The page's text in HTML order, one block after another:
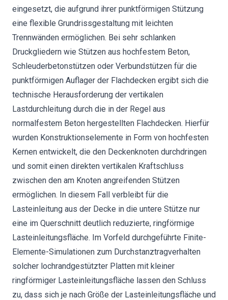
eingesetzt, die aufgrund ihrer punktförmigen Stützung
eine flexible Grundrissgestaltung mit leichten
Trennwänden ermöglichen. Bei sehr schlanken
Druckgliedern wie Stützen aus hochfestem Beton,
Schleuderbetonstützen oder Verbundstützen für die
punktförmigen Auflager der Flachdecken ergibt sich die
technische Herausforderung der vertikalen
Lastdurchleitung durch die in der Regel aus
normalfestem Beton hergestellten Flachdecken. Hierfür
wurden Konstruktionselemente in Form von hochfesten
Kernen entwickelt, die den Deckenknoten durchdringen
und somit einen direkten vertikalen Kraftschluss
zwischen den am Knoten angreifenden Stützen
ermöglichen. In diesem Fall verbleibt für die
Lasteinleitung aus der Decke in die untere Stütze nur
eine im Querschnitt deutlich reduzierte, ringförmige
Lasteinleitungsfläche. Im Vorfeld durchgeführte Finite-
Elemente-Simulationen zum Durchstanztragverhalten
solcher lochrandgestützter Platten mit kleiner
ringförmiger Lasteinleitungsfläche lassen den Schluss
zu, dass sich je nach Größe der Lasteinleitungsfläche und